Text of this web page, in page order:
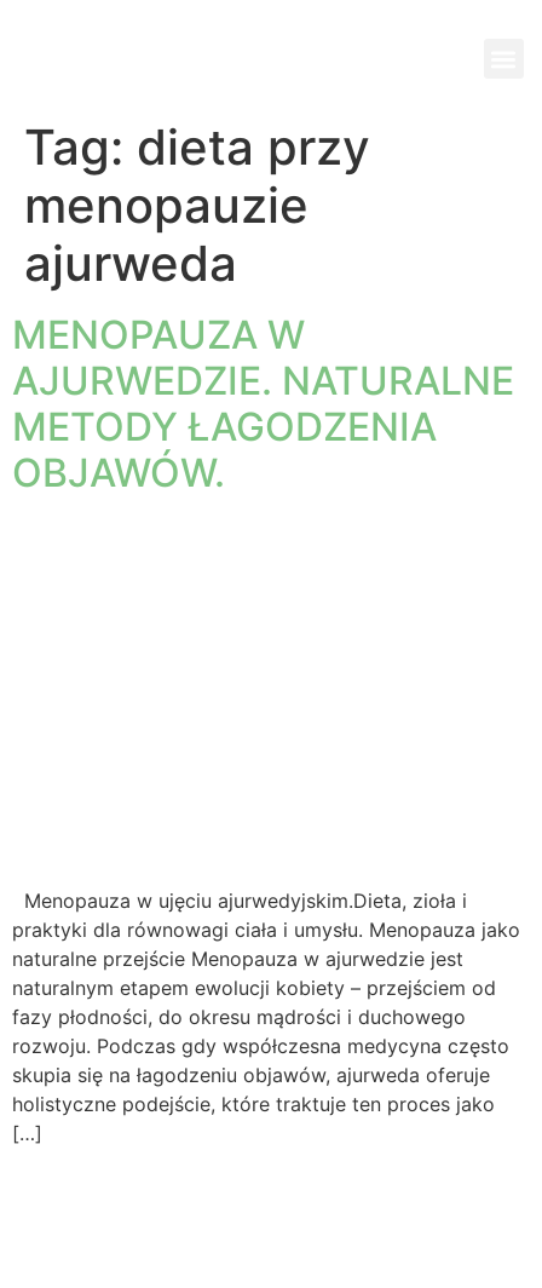
Tag: dieta przy
menopauzie
ajurweda
MENOPAUZA W
AJURWEDZIE. NATURALNE
METODY ŁAGODZENIA
OBJAWÓW.
Menopauza w ujęciu ajurwedyjskim.Dieta, zioła i
praktyki dla równowagi ciała i umysłu. Menopauza jako
naturalne przejście Menopauza w ajurwedzie jest
naturalnym etapem ewolucji kobiety – przejściem od
fazy płodności, do okresu mądrości i duchowego
rozwoju. Podczas gdy współczesna medycyna często
skupia się na łagodzeniu objawów, ajurweda oferuje
holistyczne podejście, które traktuje ten proces jako
[…]